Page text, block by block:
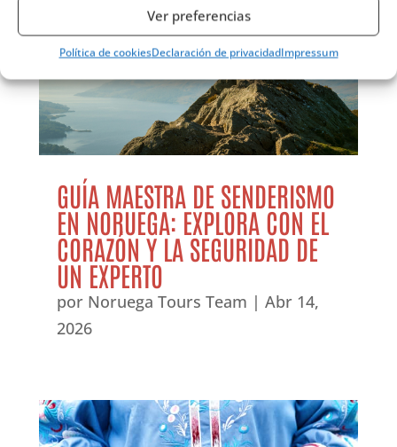
Ver preferencias
Política de cookiesDeclaración de privacidadImpressum
GUÍA MAESTRA DE SENDERISMO
EN NORUEGA: EXPLORA CON EL
CORAZÓN Y LA SEGURIDAD DE
UN EXPERTO
por Noruega Tours Team | Abr 14,
2026